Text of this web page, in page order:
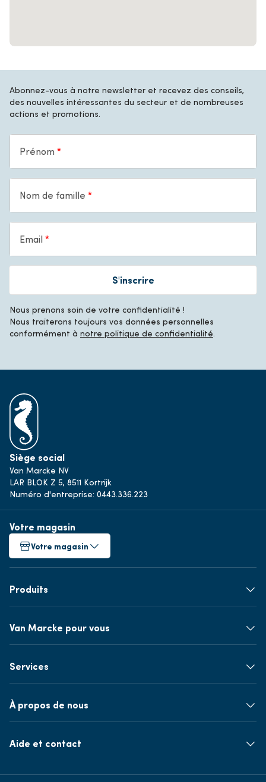
Abonnez-vous à notre newsletter et recevez des conseils,
des nouvelles intéressantes du secteur et de nombreuses
actions et promotions.
Prénom
Nom de famille
Email
S'inscrire
Nous prenons soin de votre confidentialité !
Nous traiterons toujours vos données personnelles
conformément à notre politique de confidentialité.
Siège social
Van Marcke NV
LAR BLOK Z 5, 8511 Kortrijk
Numéro d'entreprise: 0443.336.223
Votre magasin
Votre magasin
Produits
Van Marcke pour vous
Services
À propos de nous
Aide et contact